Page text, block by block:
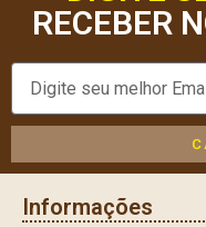
RECEBER
Informações